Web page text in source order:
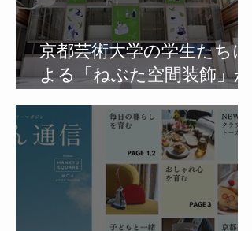
京都芸術大学の学生たちに
よる「ねぶた空間装飾」が
産学連携プロジェクトをス
タート。